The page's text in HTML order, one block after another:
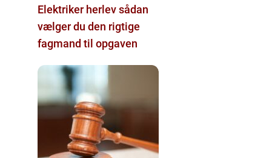
Elektriker herlev sådan
vælger du den rigtige
fagmand til opgaven